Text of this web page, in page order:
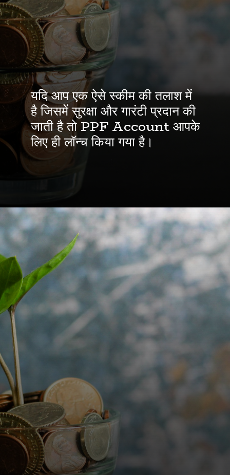
यदि आप एक ऐसे स्कीम की तलाश में
है जिसमें सुरक्षा और गारंटी प्रदान की
जाती है तो PPF Account आपके
लिए ही लॉन्च किया गया है।